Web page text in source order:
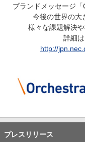
ブランドメッセージ
今後の世界の大
様々な課題解決
詳細
http://
プレスリリース